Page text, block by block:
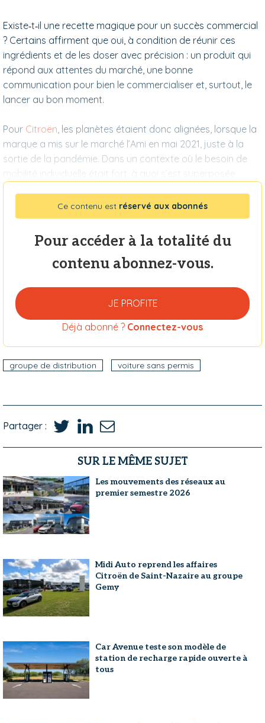
Existe‑t‑il une recette ma­gique pour un succès com­mercial
? Certains affir­ment que oui, à condition de réunir ces
ingrédients et de les doser avec précision : un produit qui
répond aux attentes du marché, une bonne
communication pour bien le commercialiser et, surtout, le
lancer au bon moment.
Pour Citroën , les pla­nètes étaient donc alignées, lorsque la
marque a mis sur le marché l’Ami en mai 2021, juste à la
sortie de la pandémie. Dans un contexte où le besoin de
mobilité individuelle était fort, à quoi s’est superposée
Ce contenu est réservé aux abonnés
Pour accéder à la totalité du
contenu abonnez-vous.
JE PROFITE
Déjà abonné ? Connectez-vous
groupe de distribution voiture sans permis
Partager :
SUR LE MÊME SUJET
Les mouvements des réseaux au
premier semestre 2026
Midi Auto reprend les affaires
Citroën de Saint-Nazaire au groupe
Gemy
Car Avenue teste son modèle de
station de recharge rapide ouverte à
tous